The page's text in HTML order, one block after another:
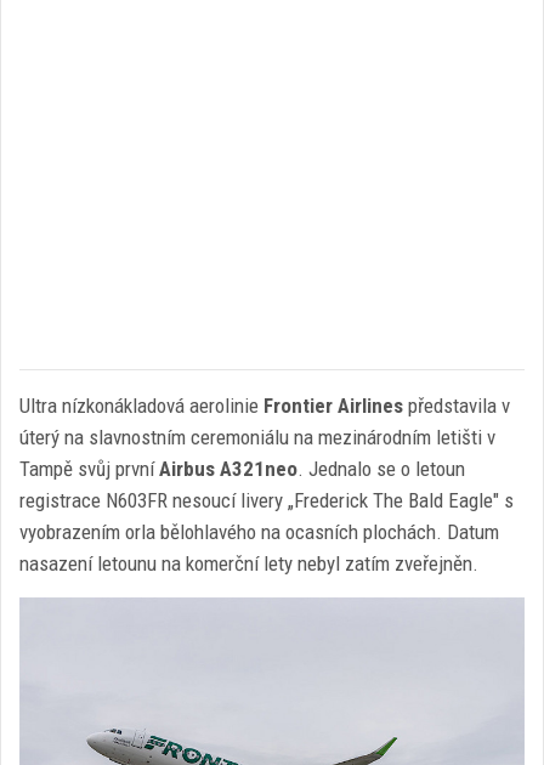
Ultra nízkonákladová aerolinie Frontier Airlines představila v
úterý na slavnostním ceremoniálu na mezinárodním letišti v
Tampě svůj prvníAirbus A321neo. Jednalo se o letoun
registrace N603FR nesoucí livery „Frederick The Bald Eagle" s
vyobrazením orla bělohlavého na ocasních plochách. Datum
nasazení letounu na komerční lety nebyl zatím zveřejněn.